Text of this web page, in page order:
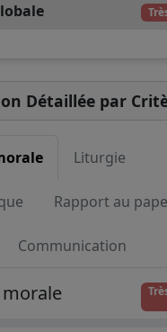
Détaillée par
Liturgie
Rapport au
Communication